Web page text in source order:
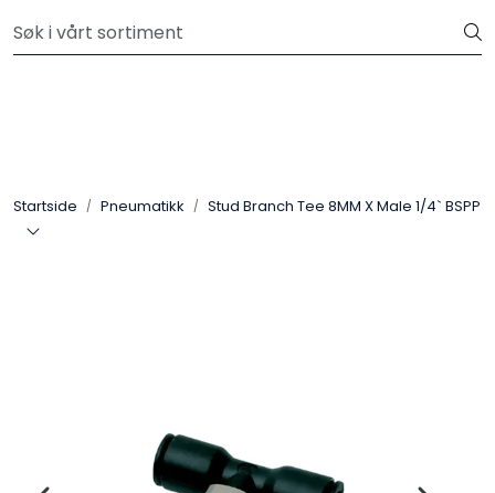
Kjøp slanger og fittings hos oss, så tilpasser og monterer vi
Startside Pneumatikk Stud Branch Tee 8MM X Male 1/4` BSPP
Kuplinger
Elektromekanikk